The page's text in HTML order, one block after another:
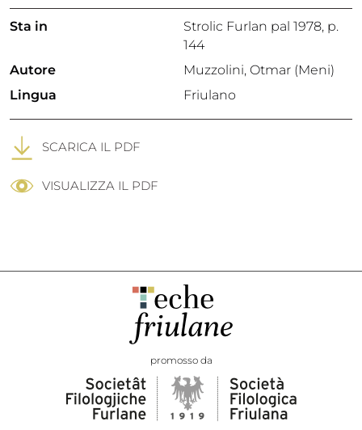
Sta in Strolic Furlan pal 1978, p.
144
Autore
Muzzolini, Otmar (Meni)
Lingua
Friulano
SCARICA IL PDF
VISUALIZZA IL PDF
promosso da